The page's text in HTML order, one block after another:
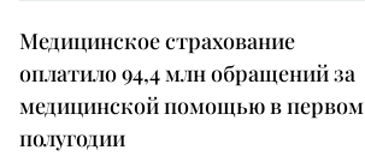
Медицинское страхование
оплатило 94,4 млн обращений за
медицинской помощью в первом
полугодии